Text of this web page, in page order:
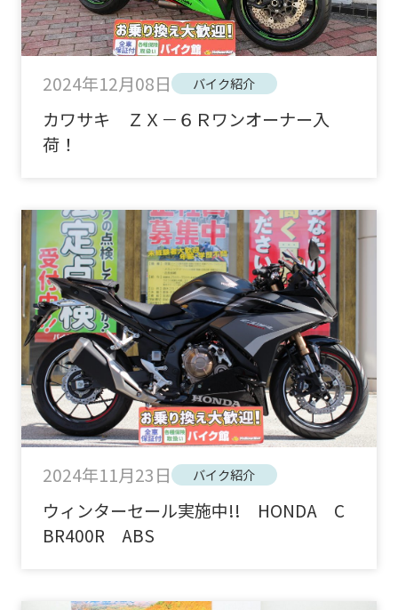
2024年12月08日 バイク紹介
カワサキ ＺＸ－６Ｒワンオーナー入
荷！
2024年11月23日 バイク紹介
ウィンターセール実施中!! HONDA C
BR400R ABS